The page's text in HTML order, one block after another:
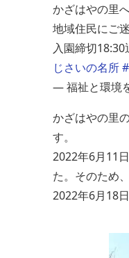
かざはやの里
地域住民にご
入園締切18:30
じさいの名所
— 福祉と環境
かざはやの里
す。
2022年6月11
た。そのため
2022年6月18